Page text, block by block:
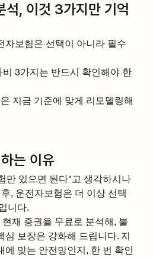
석, 이것 3가지만 기억
자보험은 선택이 아니라 필수
비 3가지는 반드시 확인해야 한
지금 기준에 맞게 리모델링해
는 이유
만 있으면 된다"고 생각하시나
, 운전자보험은 더 이상 선택
니다.
재 증권을 무료로 분석해, 불
보장은 강화해 드립니다. 지
에 맞는 안전망인지, 한 번 확인